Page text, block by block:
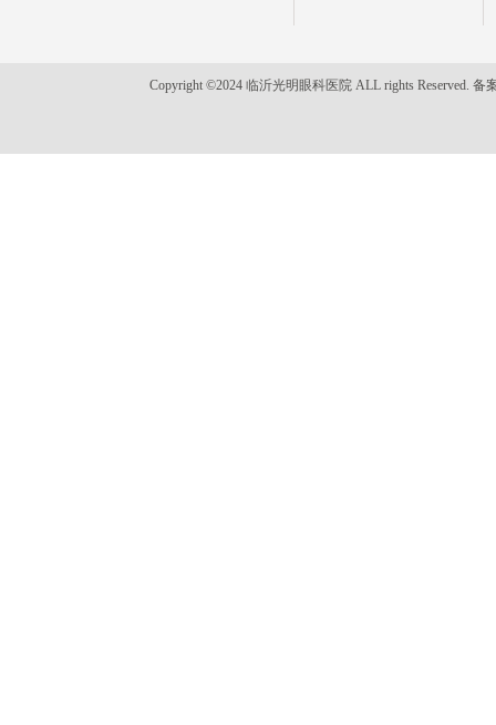
Copyright ©2024 临沂光明眼科医院 ALL rights Reserved. 备